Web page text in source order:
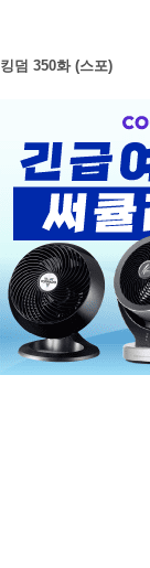
킹덤 350화 (스포)